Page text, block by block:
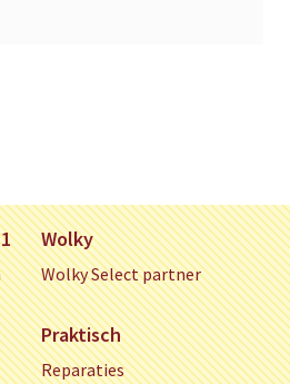
Wolky
Wolky Select partner
Praktisch
Reparaties